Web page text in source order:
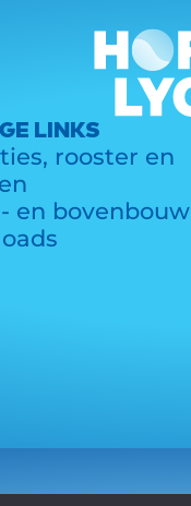
LINKS
rooster en
en bovenbouw